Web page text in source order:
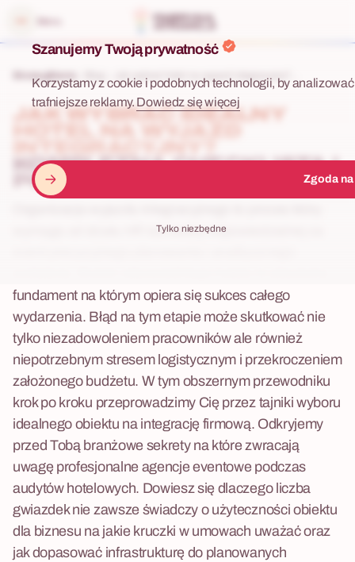
Szanujemy Twoją prywatność
Korzystamy z cookie i podobnych technologii, by
trafniejsze reklamy. Dowiedz się więcej
Tylko niezbędne
Zgoda
Jak wybrać hotel na wyjazd integracyjny?...
JAK WYBRAĆ IDEALNY
KOMPLETNA CHECKLISTA I
PORADNIK DLA HR
wymaga od działu HR lub osoby odpowiedzialnej za
fundament na którym opiera się sukces całego
wydarzenia. Błąd na tym etapie może skutkować nie
tylko niezadowoleniem pracowników ale również
niepotrzebnym stresem logistycznym i przekroczeniem
założonego budżetu. W tym obszernym przewodniku
krok po kroku przeprowadzimy Cię przez tajniki wyboru
idealnego obiektu na integrację firmową. Odkryjemy
przed Tobą branżowe sekrety na które zwracają
uwagę profesjonalne agencje eventowe podczas
audytów hotelowych. Dowiesz się dlaczego liczba
gwiazdek nie zawsze świadczy o użyteczności obiektu
dla biznesu na jakie kruczki w umowach uważać oraz
jak dopasować infrastrukturę do planowanych